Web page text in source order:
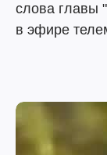
слова главы
в эфире